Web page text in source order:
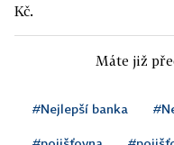
Kč.
Máte již
#Nejlepší banka